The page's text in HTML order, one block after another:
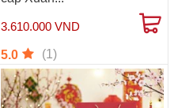
3.610.000 VND
5.0 (1)